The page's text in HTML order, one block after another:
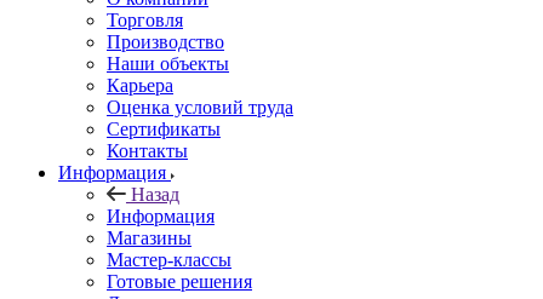
Торговля
Производство
Наши объекты
Карьера
Оценка условий труда
Сертификаты
Контакты
Информация
Назад
Информация
Магазины
Мастер-классы
Готовые решения